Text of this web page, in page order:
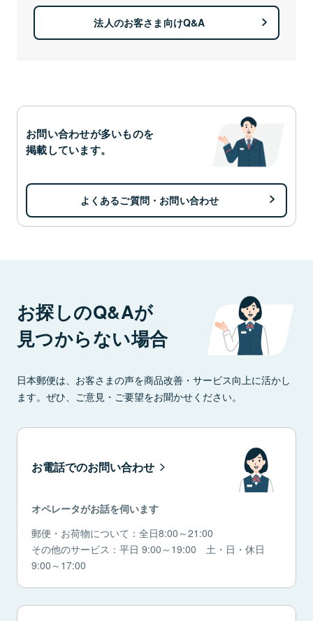
法人のお客さま向けQ&A
お問い合わせが多いものを
掲載しています。
よくあるご質問・お問い合わせ
お探しのQ&Aが
見つからない場合
日本郵便は、お客さまの声を商品改善・サービス向上に活かし
ます。ぜひ、ご意見・ご要望をお聞かせください。
お電話でのお問い合わせ
オペレータがお話を伺います
郵便・お荷物について：全日8:00～21:00
その他のサービス：平日 9:00～19:00 土・日・休日
9:00～17:00